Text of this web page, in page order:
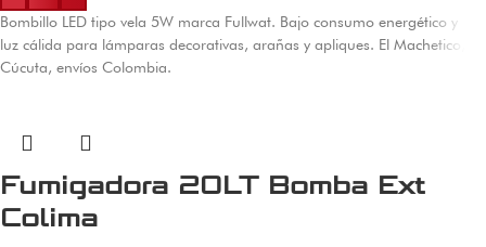
Bombillo LED tipo vela 5W marca Fullwat. Bajo consumo energético y
luz cálida para lámparas decorativas, arañas y apliques. El Machetico,
Cúcuta, envíos Colombia.
Fumigadora 20LT Bomba Ext
Colima